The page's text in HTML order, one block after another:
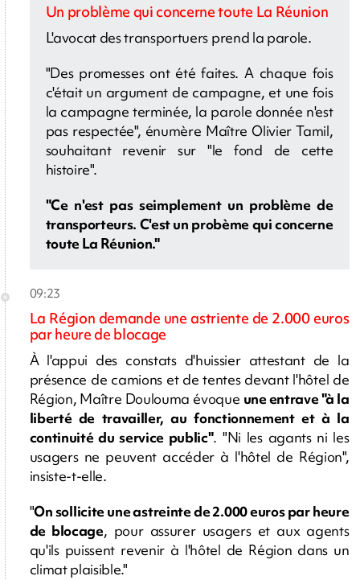
Un problème qui concerne toute La Réunion
L'avocat des transportuers prend la parole.
"Des promesses ont été faites. A chaque fois
c'était un argument de campagne, et une fois
la campagne terminée, la parole donnée n'est
pas respectée", énumère Maître Olivier Tamil,
souhaitant revenir sur "le fond de cette
histoire".
"Ce n'est pas seimplement un problème de
transporteurs. C'est un probème qui concerne
toute La Réunion."
09:23
La Région demande une astriente de 2.000 euros
par heure de blocage
À l'appui des constats d'huissier attestant de la
présence de camions et de tentes devant l'hôtel de
Région, Maître Doulouma évoque une entrave "à la
liberté de travailler, au fonctionnement et à la
continuité du service public". "Ni les agants ni les
usagers ne peuvent accéder à l'hôtel de Région",
insiste-t-elle.
"On sollicite une astreinte de 2.000 euros par heure
de blocage, pour assurer usagers et aux agents
qu'ils puissent revenir à l'hôtel de Région dans un
climat plaisible."